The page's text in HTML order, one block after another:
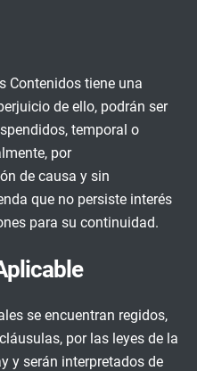
Contenidos tiene una
de ello, podrán ser
temporal o
por
de causa y sin
que no persiste interés
para su continuidad.
se encuentran regidos,
por las leyes de la
y serán interpretados de